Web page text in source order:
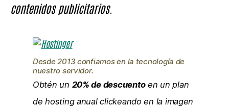
contenidos publicitarios.
Desde 2013 confiamos en la tecnología de
nuestro servidor.
Obtén un 20% de descuentoen un plan
de hosting anual clickeando en la imagen